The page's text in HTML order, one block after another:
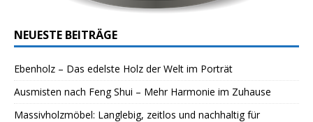
NEUESTE BEITRÄGE
Ebenholz – Das edelste Holz der Welt im Porträt
Ausmisten nach Feng Shui – Mehr Harmonie im Zuhause
Massivholzmöbel: Langlebig, zeitlos und nachhaltig für